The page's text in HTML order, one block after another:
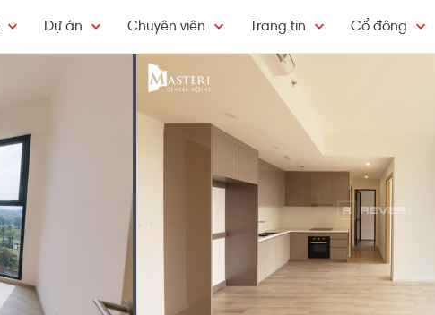
Dự án Chuyên viên Trang tin Cổ đông